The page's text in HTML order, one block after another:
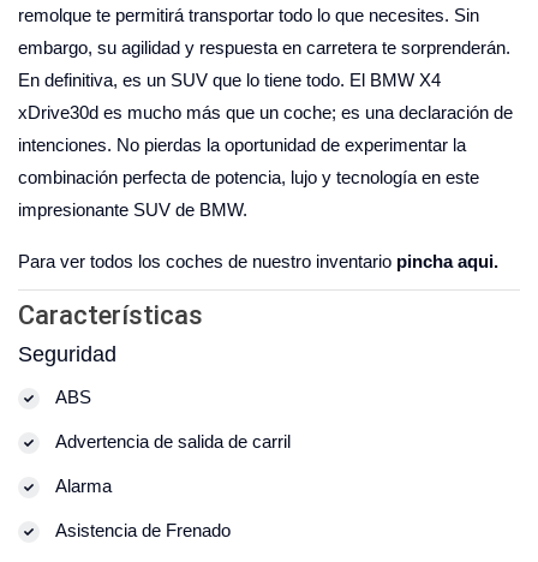
remolque te permitirá transportar todo lo que necesites. Sin
embargo, su agilidad y respuesta en carretera te sorprenderán.
En definitiva, es un SUV que lo tiene todo. El BMW X4
xDrive30d es mucho más que un coche; es una declaración de
intenciones. No pierdas la oportunidad de experimentar la
combinación perfecta de potencia, lujo y tecnología en este
impresionante SUV de BMW.
Para ver todos los coches de nuestro inventario pincha aqui.
Características
Seguridad
ABS
Advertencia de salida de carril
Alarma
Asistencia de Frenado